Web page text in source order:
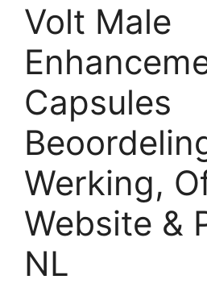
Volt Male
Capsules
Werking,
Website &
NL